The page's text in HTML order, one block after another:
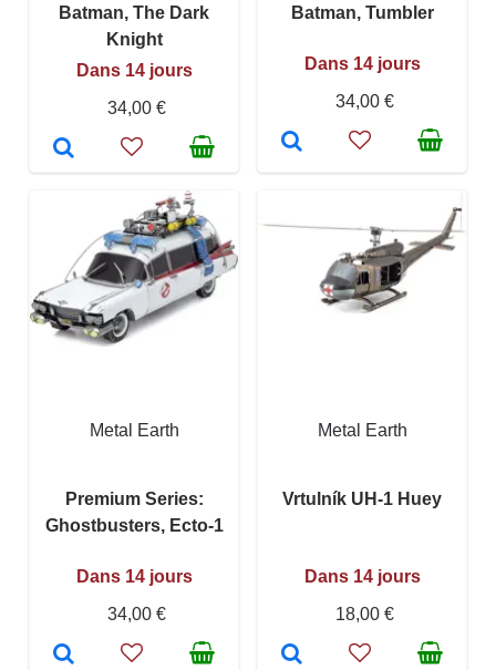
Batman, The Dark
Knight
Dans 14 jours
34,00 €
Batman, Tumbler
Dans 14 jours
34,00 €
Metal Earth
Premium Series:
Ghostbusters, Ecto-1
Dans 14 jours
34,00 €
Metal Earth
Vrtulník UH-1 Huey
Dans 14 jours
18,00 €